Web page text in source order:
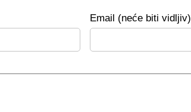
Email (neće biti vidljiv)